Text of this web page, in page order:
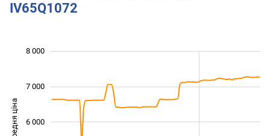
IV65Q1072
Середня ціна 4 000
6 000
7 000
8 000